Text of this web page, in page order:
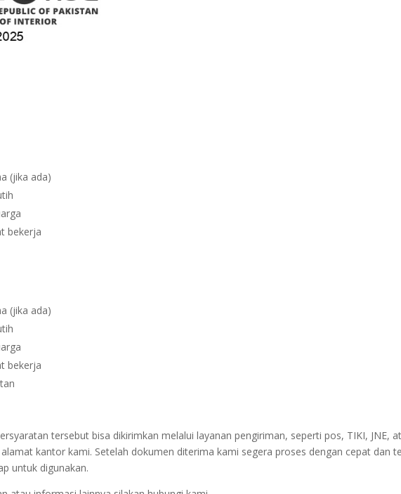
(jika ada)
bekerja
(jika ada)
bekerja
tersebut bisa dikirimkan melalui layanan pengiriman, seperti pos, TIKI, JNE,
kantor kami. Setelah dokumen diterima kami segera proses dengan cepat dan
untuk digunakan.